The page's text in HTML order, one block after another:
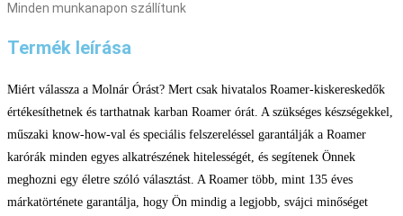
Minden munkanapon szállítunk
Termék leírása
Miért válassza a Molnár Órást? Mert csak hivatalos Roamer-kiskereskedők
értékesíthetnek és tarthatnak karban Roamer órát. A szükséges készségekkel,
műszaki know-how-val és speciális felszereléssel garantálják a Roamer
karórák minden egyes alkatrészének hitelességét, és segítenek Önnek
meghozni egy életre szóló választást. A Roamer több, mint 135 éves
márkatörténete garantálja, hogy Ön mindig a legjobb, svájci minőséget